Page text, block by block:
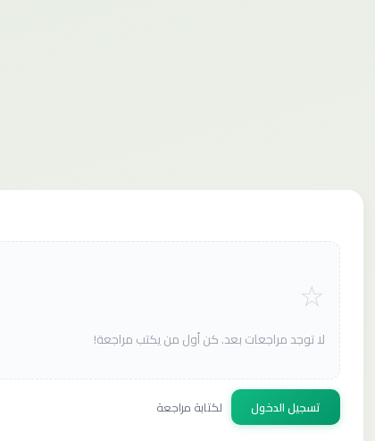
لا توجد مراجعات بعد. كن أول من يكتب مراجعة!
تسجيل الدخول لكتابة مراجعة